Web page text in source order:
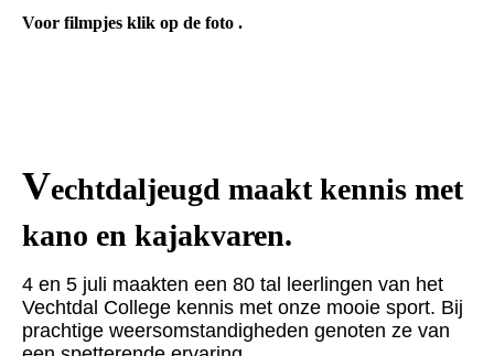
Voor filmpjes klik op de foto .
Vechtdaljeugd maakt kennis met
kano en kajakvaren.
4 en 5 juli maakten een 80 tal leerlingen van het
Vechtdal College kennis met onze mooie sport. Bij
prachtige weersomstandigheden genoten ze van